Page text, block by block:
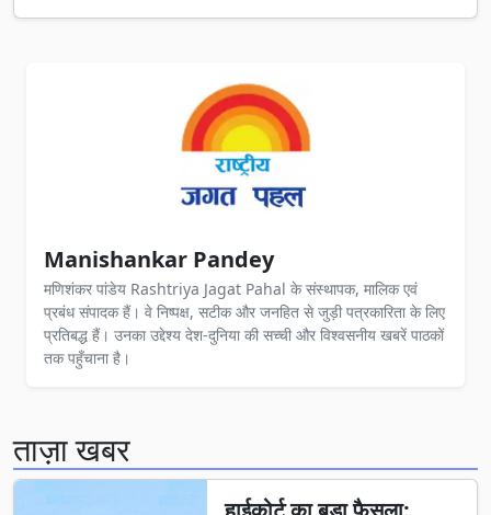
Manishankar Pandey
मणिशंकर पांडेय Rashtriya Jagat Pahal के संस्थापक, मालिक एवं
प्रबंध संपादक हैं। वे निष्पक्ष, सटीक और जनहित से जुड़ी पत्रकारिता के लिए
प्रतिबद्ध हैं। उनका उद्देश्य देश-दुनिया की सच्ची और विश्वसनीय खबरें पाठकों
तक पहुँचाना है।
ताज़ा खबर